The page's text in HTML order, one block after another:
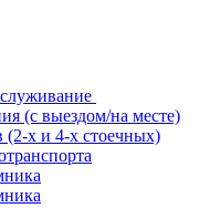
(с выездом/на месте)
х и 4-х стоечных)